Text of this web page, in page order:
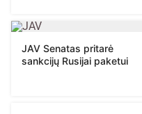
JAV Senatas pritarė
sankcijų Rusijai paketui